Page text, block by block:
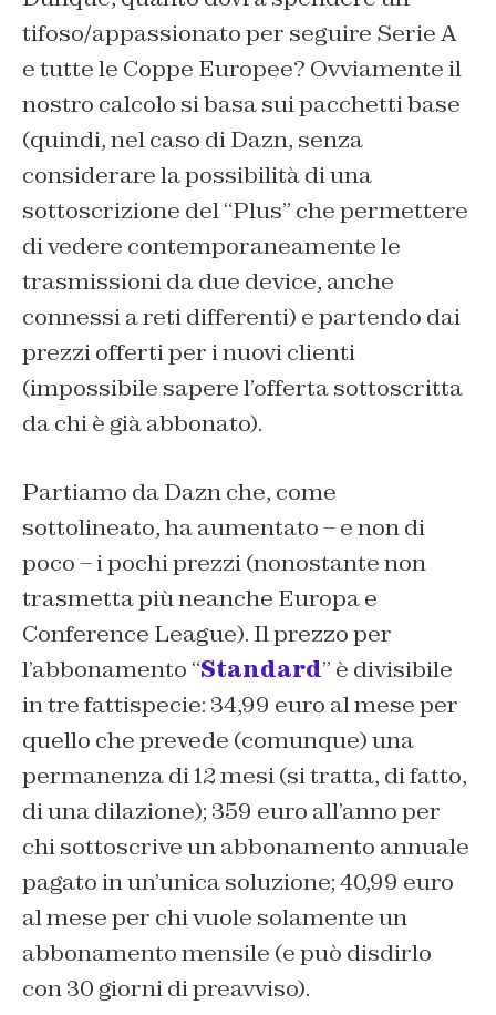
tifoso/appassionato per seguire Serie A
e tutte le Coppe Europee? Ovviamente il
nostro calcolo si basa sui pacchetti base
(quindi, nel caso di Dazn, senza
considerare la possibilità di una
sottoscrizione del “Plus” che permettere
di vedere contemporaneamente le
trasmissioni da due device, anche
connessi a reti differenti) e partendo dai
prezzi offerti per i nuovi clienti
(impossibile sapere l’offerta sottoscritta
da chi è già abbonato).
Partiamo da Dazn che, come
sottolineato, ha aumentato – e non di
poco – i pochi prezzi (nonostante non
trasmetta più neanche Europa e
Conference League). Il prezzo per
l’abbonamento “Standard” è divisibile
in tre fattispecie: 34,99 euro al mese per
quello che prevede (comunque) una
permanenza di 12 mesi (si tratta, di fatto,
di una dilazione); 359 euro all’anno per
chi sottoscrive un abbonamento annuale
pagato in un’unica soluzione; 40,99 euro
al mese per chi vuole solamente un
abbonamento mensile (e può disdirlo
con 30 giorni di preavviso).